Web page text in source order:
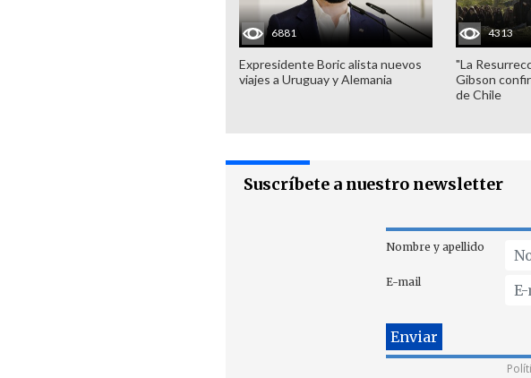
6881
Expresidente Boric alista nuevos
viajes a Uruguay y Alemania
4313
"La
Gibson
de Chile
Suscríbete a nuestro newsletter
Nombre y apellido
E-mail